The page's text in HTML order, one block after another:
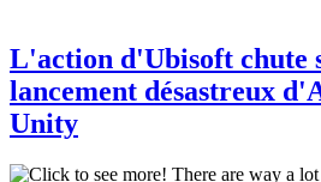
L'action d'Ubisoft chute
lancement désastreux
Unity